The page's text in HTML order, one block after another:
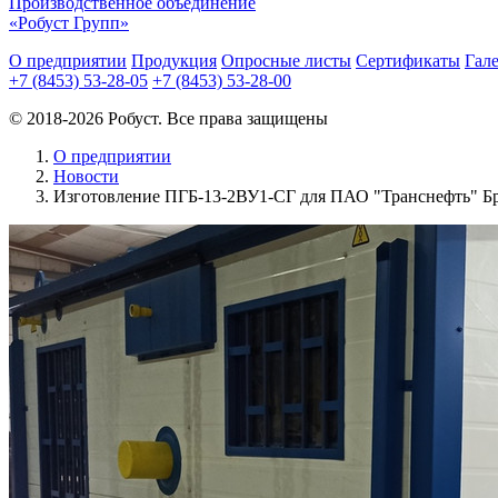
«Робуст Групп»
О предприятии Продукция Опросные листы Сертификаты
+7 (8453) 53-28-05 +7 (8453) 53-28-00
© 2018-2026 Робуст. Все права защищены
О предприятии
Новости
Изготовление ПГБ-13-2ВУ1-СГ для ПАО "Транснефть"